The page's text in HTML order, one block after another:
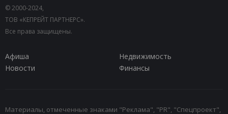
© 2000-2024,
ТОВ «КЕПРЕЙТ ПАРТНЕРС».
Все права защищены.
Афиша
Недвижимость
Новости
Финансы
Материалы, отмеченные знаками "Реклама", "PR", "Спецпроект",